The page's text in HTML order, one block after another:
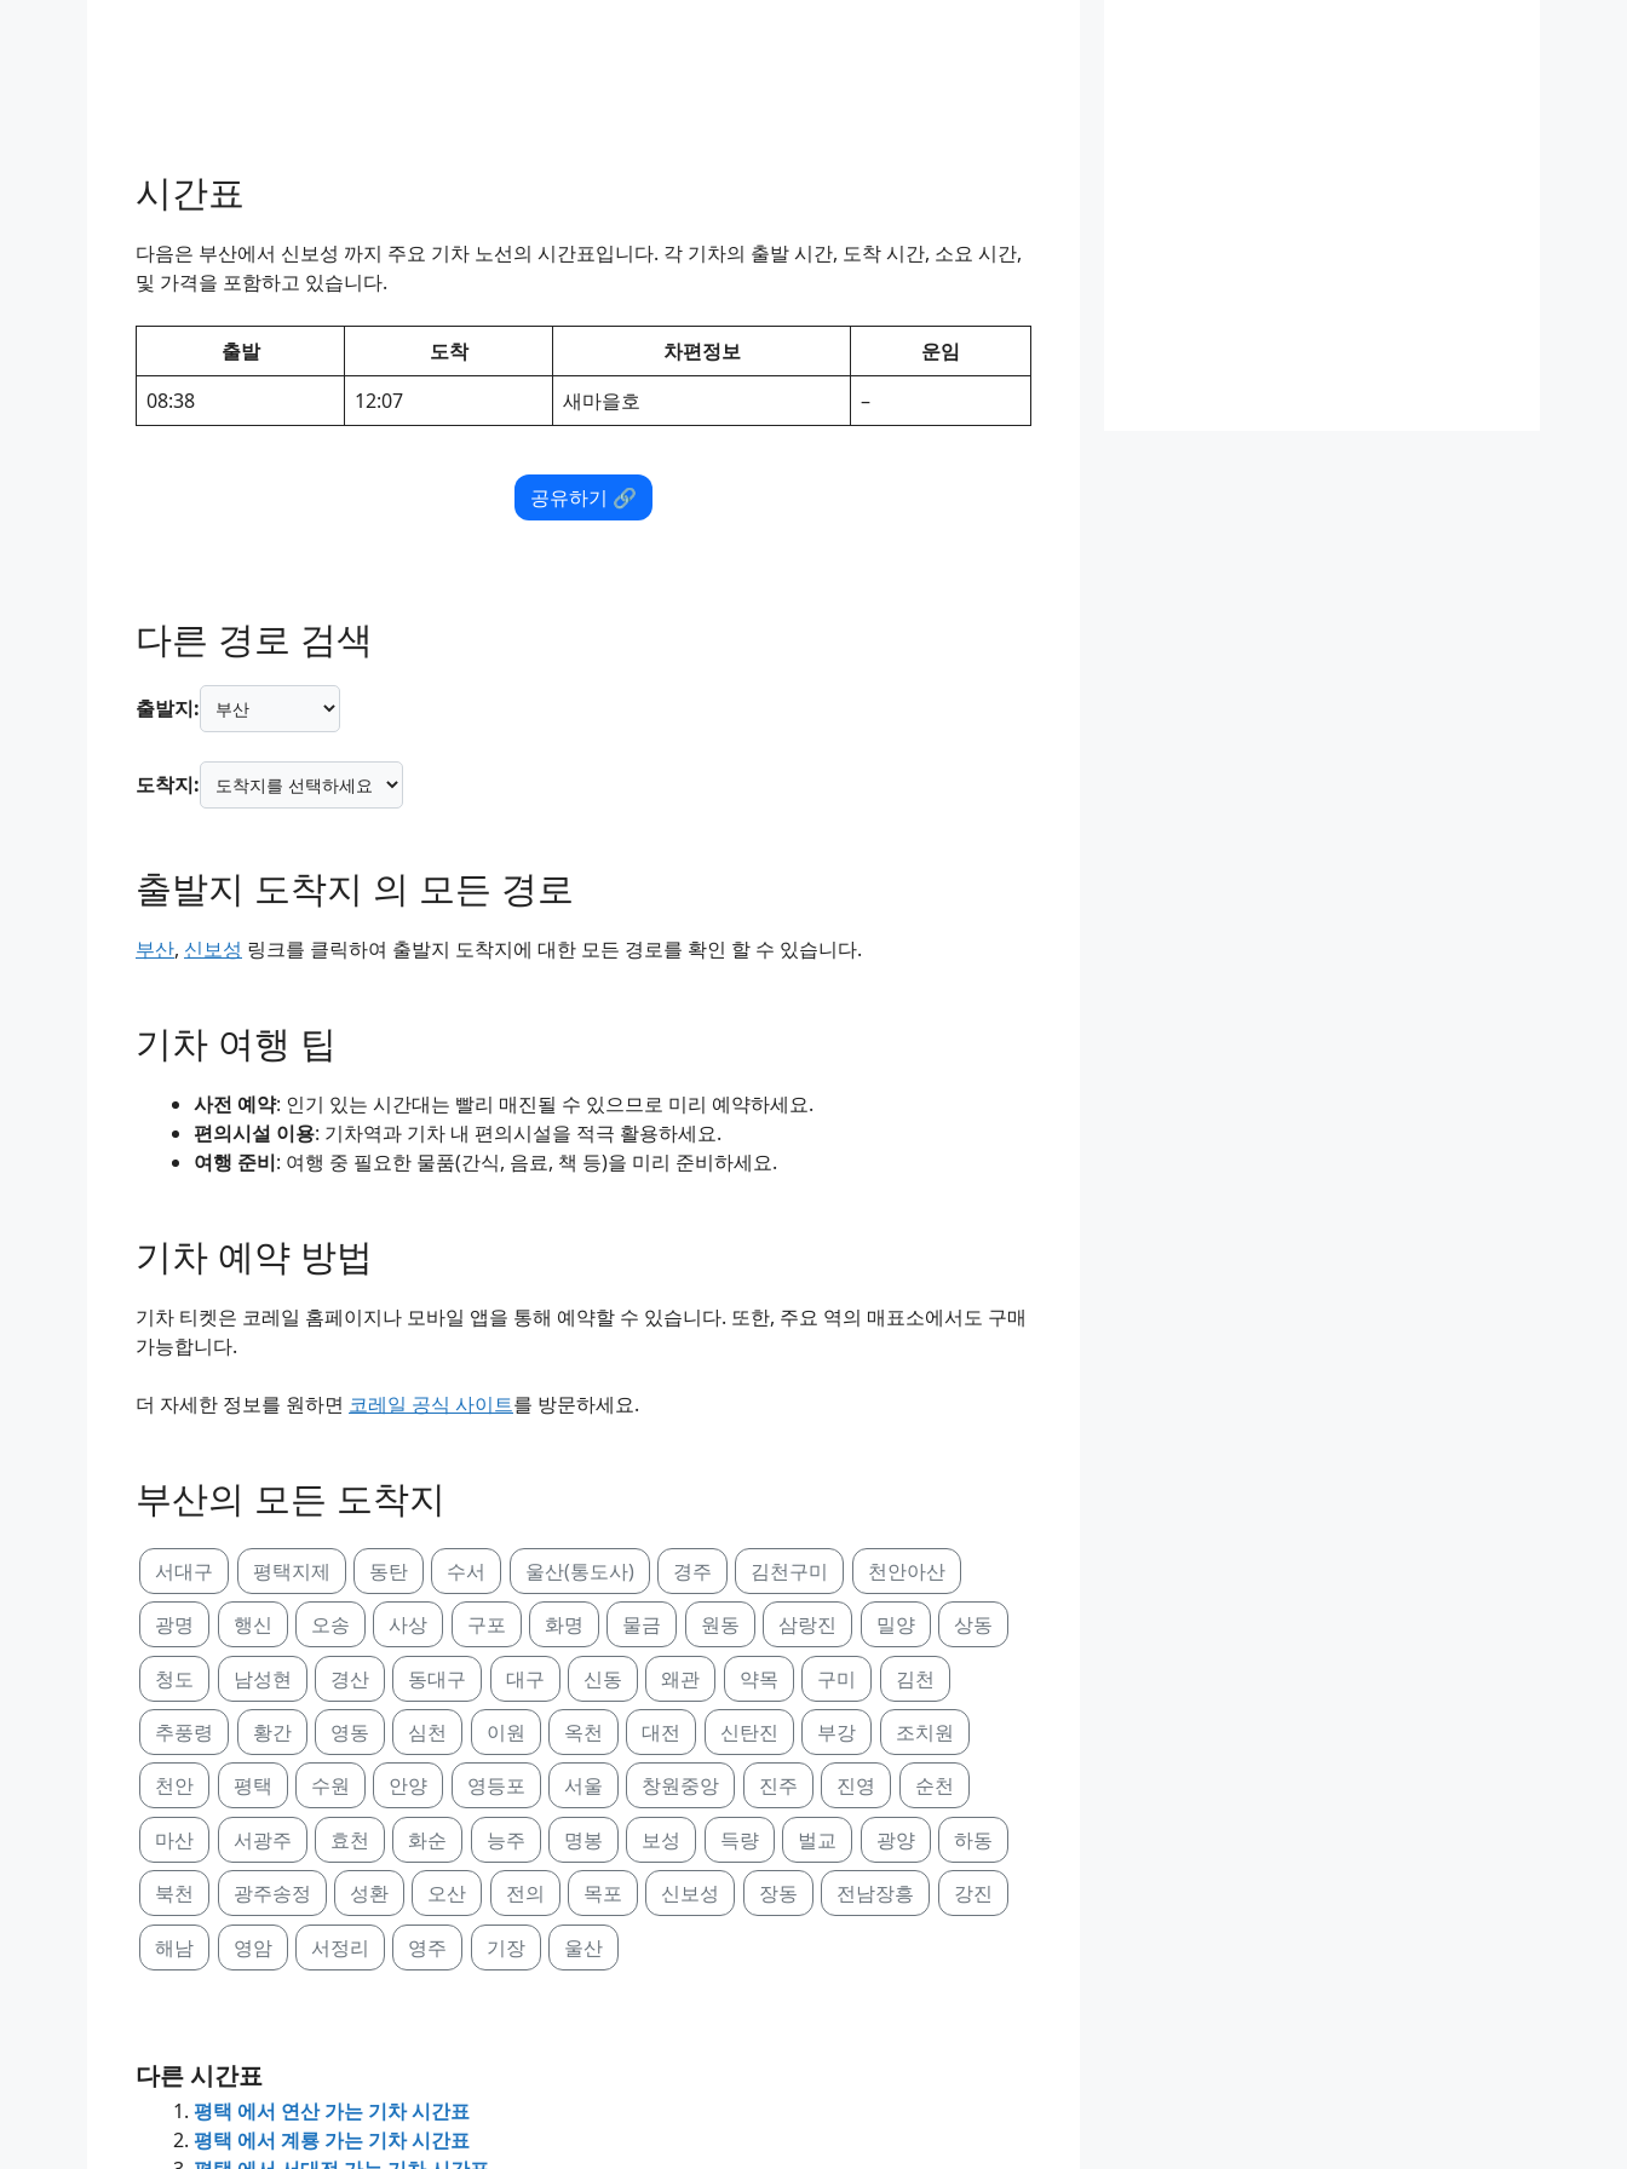
시간표
다음은 부산에서 신보성 까지 주요 기차 노선의 시간표입니다. 각 기차의 출발 시간, 도착 시간, 소요 시간,
및 가격을 포함하고 있습니다.
출발 도착 차편정보
운임
08:38
12:07 새마을호 –
공유하기 🔗
다른 경로 검색
출발지:
도착지:
출발지 도착지 의 모든 경로
부산, 신보성 링크를 클릭하여 출발지 도착지에 대한 모든 경로를 확인 할 수 있습니다.
기차 여행 팁
사전 예약: 인기 있는 시간대는 빨리 매진될 수 있으므로 미리 예약하세요.
편의시설 이용: 기차역과 기차 내 편의시설을 적극 활용하세요.
여행 준비: 여행 중 필요한 물품(간식, 음료, 책 등)을 미리 준비하세요.
기차 예약 방법
기차 티켓은 코레일 홈페이지나 모바일 앱을 통해 예약할 수 있습니다. 또한, 주요 역의 매표소에서도 구매
가능합니다.
더 자세한 정보를 원하면 코레일 공식 사이트를 방문하세요.
부산의 모든 도착지
서대구 평택지제 동탄 수서 울산(통도사) 경주 김천구미 천안아산
광명 행신 오송 사상 구포 화명 물금 원동 삼랑진 밀양 상동
청도 남성현 경산 동대구 대구 신동 왜관 약목 구미 김천
추풍령 황간 영동 심천 이원 옥천 대전 신탄진 부강 조치원
천안 평택 수원 안양 영등포 서울 창원중앙 진주 진영 순천
마산 서광주 효천 화순 능주 명봉 보성 득량 벌교 광양 하동
북천 광주송정 성환 오산 전의 목포 신보성 장동 전남장흥 강진
해남 영암 서정리 영주 기장 울산
다른 시간표
평택 에서 연산 가는 기차 시간표
평택 에서 계룡 가는 기차 시간표